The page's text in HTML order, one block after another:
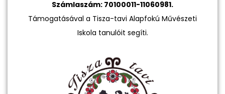
Számlaszám: 70100011-11060981.
Támogatásával a Tisza-tavi Alapfokú Művészeti
Iskola tanulóit segíti.